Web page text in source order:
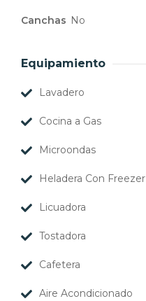
Canchas No
Equipamiento
Lavadero
Cocina a Gas
Microondas
Heladera Con Freezer
Licuadora
Tostadora
Cafetera
Aire Acondicionado